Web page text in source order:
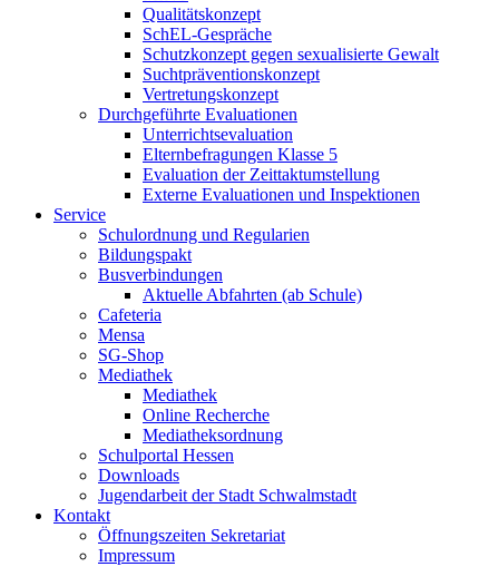
Qualitätskonzept
SchEL-Gespräche
Schutzkonzept gegen sexualisierte Gewalt
Suchtpräventionskonzept
Vertretungskonzept
Durchgeführte Evaluationen
Unterrichtsevaluation
Elternbefragungen Klasse 5
Evaluation der Zeittaktumstellung
Externe Evaluationen und Inspektionen
Service
Schulordnung und Regularien
Bildungspakt
Busverbindungen
Aktuelle Abfahrten (ab Schule)
Cafeteria
Mensa
SG-Shop
Mediathek
Mediathek
Online Recherche
Mediatheksordnung
Schulportal Hessen
Downloads
Jugendarbeit der Stadt Schwalmstadt
Kontakt
Öffnungszeiten Sekretariat
Impressum